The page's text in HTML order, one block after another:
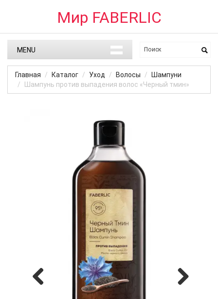
Мир FABERLIC
MENU
Главная Каталог Уход Волосы
Шампуни
Шампунь против выпадения волос «Черный тмин»